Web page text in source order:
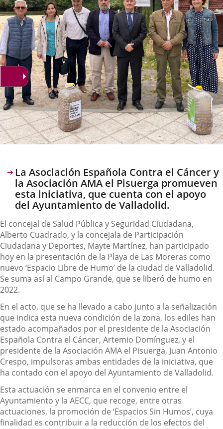
Descripción
La Asociación Española Contra el Cáncer y
la Asociación AMA el Pisuerga promueven
esta iniciativa, que cuenta con el apoyo
del Ayuntamiento de Valladolid.
El concejal de Salud Pública y Seguridad Ciudadana,
Alberto Cuadrado, y la concejala de Participación
Ciudadana y Deportes, Mayte Martínez, han participado
hoy en la presentación de la Playa de Las Moreras como
nuevo ‘Espacio Libre de Humo’ de la ciudad de Valladolid.
Se suma así al Campo Grande, que se liberó de humo en
2022.
En el acto, que se ha llevado a cabo junto a la señalización
que indica esta nueva condición de la zona, los ediles han
estado acompañados por el presidente de la Asociación
Española Contra el Cáncer, Artemio Domínguez, y el
presidente de la Asociación AMA el Pisuerga, Juan Antonio
Crespo, impulsoras ambas entidades de la iniciativa, que
ha contado con el apoyo del Ayuntamiento de Valladolid.
Esta actuación se enmarca en el convenio entre el
Ayuntamiento y la AECC, que recoge, entre otras
actuaciones, la promoción de ‘Espacios Sin Humos’, cuya
finalidad es contribuir a la reducción de los efectos del